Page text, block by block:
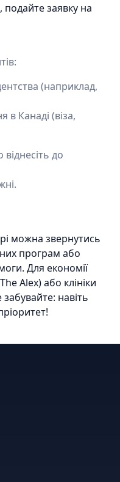
заявку на
(наприклад,
в Канаді (віза,
до
можна звернутись
програм або
Для економії
Alex) або клініки
навіть